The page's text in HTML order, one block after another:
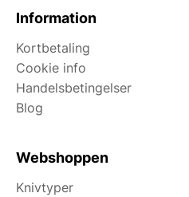
Information
Kortbetaling
Cookie info
Handelsbetingelser
Blog
Webshoppen
Knivtyper